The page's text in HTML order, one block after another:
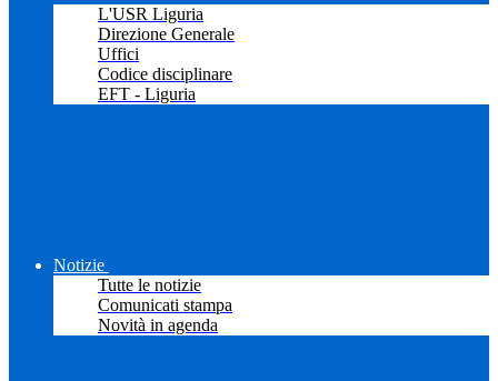
L'USR Liguria
Direzione Generale
Uffici
Codice disciplinare
EFT - Liguria
Notizie
Tutte le notizie
Comunicati stampa
Novità in agenda